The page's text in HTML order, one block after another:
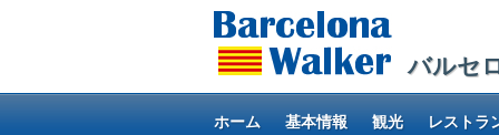
バルセ
ホーム 基本情報 観光 レストラ